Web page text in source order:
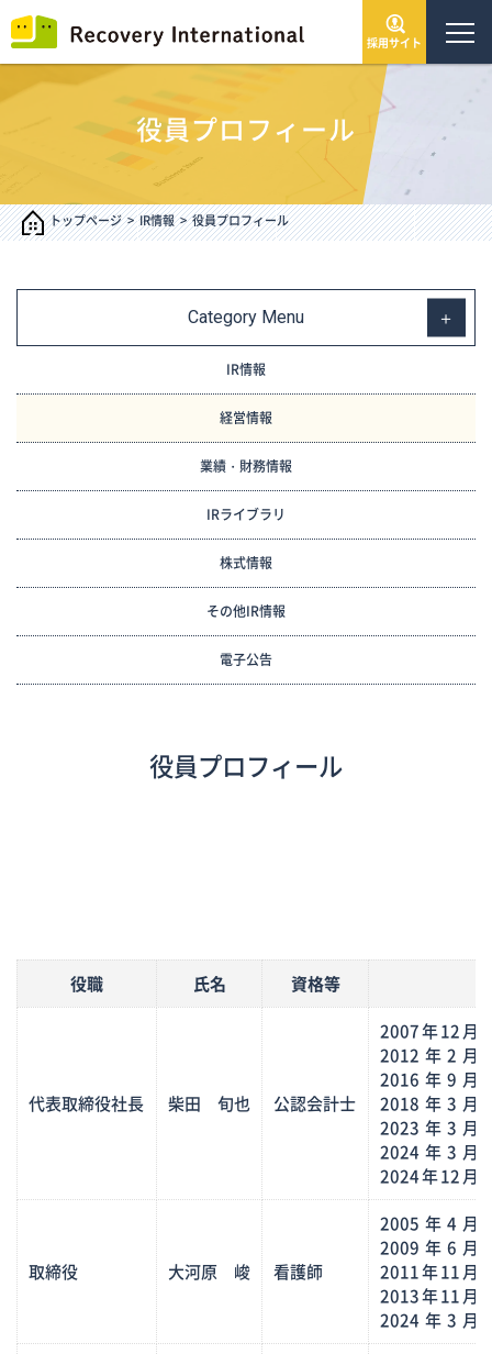
トップページ
サービス・事業
IR情報
インフォメーション
採用サイト
役員プロフィール
トップページ IR情報 役員プロフィール
Category Menu
IR情報
経営情報
業績・財務情報
IRライブラリ
株式情報
その他IR情報
電子公告
役員プロフィール
役職 氏名 資格等
代表取締役社長 柴田 旬也 公認会計士
2007年12月
2012年2月
2016年9月
2018年3月
2023年3月
2024年3月
2024年12月
取締役 大河原 峻 看護師
2005年4月
2009年6月
2011年11月
2013年11月
2024年3月